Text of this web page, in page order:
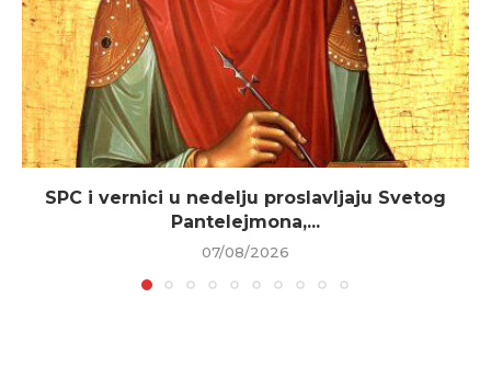
SPC i vernici u nedelju proslavljaju Svetog
Pantelejmona,...
07/08/2026